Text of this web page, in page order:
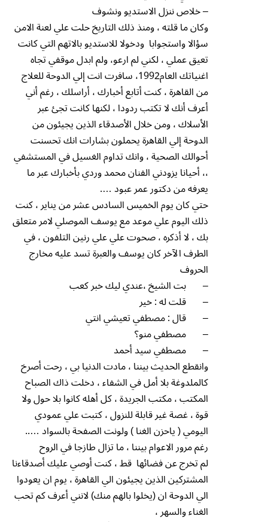
– خلاص ننزل الاستديو ونشوف
وكان ما قلته ، ومنذ ذلك التاريخ حلت علي لعنة الامن
سؤالا واستجوابا ودخولا للاستديو بالاتهم التي كانت
تعيق عملي ، لكني لم ارعو، ولم ابدل موقفي تجاه
اغنياتك العام1992، سافرت انت إلي الدوحة للعلاج
من القاهرة ، كنت أتابع أخبارك ، أراسلك ، رغم أني
أعرف أنك لا تكتب ردودا ، لكنها كانت تجئ عبر
الأسلاك ، ومن خلال الأصدقاء الذين يجيئون من
الدوحة إلي القاهرة يحملون بشارات انك تحسنت
أحوالك الصحية ، وانك تداوم الغسيل في المستشفي
،، أحيانا يزودني الفنان محمد وردي بأخبارك عبر ما
يعرفه من دكتور عمر عبود ….
حتي كان يوم الخميس السادس عشر من يناير ، كنت
ذلك اليوم علي موعد مع يوسف الموصلي لامر متعلق
بك ، لا أذكره ، صحوت علي علي رنين التلفون ، في
الطرف الآخر كان يوسف والعبرة تسد عليه مخارج
الحروف
– بت الشيخ ،عندي ليك خبر كعب
– قلت له : خير
– قال : مصطفي تعيشي انتي
– مصطفي منو؟
– مصطفي سيد أحمد
وانقطع الحديث بيننا ، مادت الدنيا بي ، رحت أصرخ
كالملدوغة بلا أمل في الشفاء ، دخلت ذاك الصباح
المكتب ، مكتب الجريدة ، كل أهله كانوا بلا حول ولا
قوة ، غصة غير قابلة للنزول ، كتبت علي عمودي
اليومي ( ياحزن الغنا ) ولونت الصفحة بالسواد …..
رغم مرور الاعوام بيننا ، ما تزال طازجا في الروح
لم تخرج عن فضائها قط ، كنت أوصي عليك أصدقاءنا
المشتركين الذين يجيئون الي القاهرة ، يوم ان يعودوا
الي الدوحة ان (يخلوا بالهم منك) لانني أعرف كم تحب
الغناء والسهر ،